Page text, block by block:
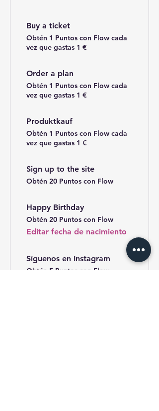
Buy a ticket
Obtén 1 Puntos con Flow cada
vez que gastas 1 €
Order a plan
Obtén 1 Puntos con Flow cada
vez que gastas 1 €
Produktkauf
Obtén 1 Puntos con Flow cada
vez que gastas 1 €
Sign up to the site
Obtén 20 Puntos con Flow
Happy Birthday
Obtén 20 Puntos con Flow
Editar fecha de nacimiento
Síguenos en Instagram
Obtén 5 Puntos con Flow